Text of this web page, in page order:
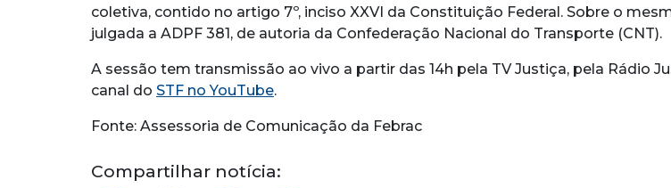
coletiva, contido no artigo 7º, inciso XXVI da Constituição Federal. Sobre o
julgada a ADPF 381, de autoria da Confederação Nacional do Transporte (CNT).
A sessão tem transmissão ao vivo a partir das 14h pela TV Justiça, pela Rádio
canal do STF no YouTube.
Fonte: Assessoria de Comunicação da Febrac
Compartilhar notícia: